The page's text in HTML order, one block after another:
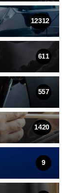
12312
611
557
1420
9